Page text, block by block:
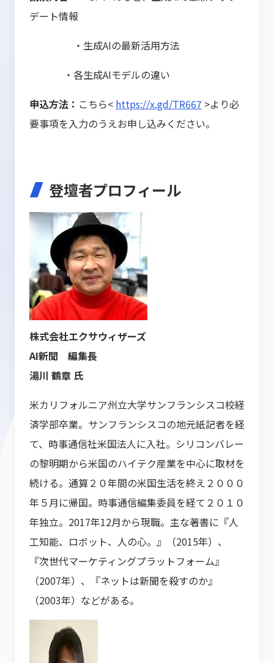
デート情報
・生成AIの最新活用方法
・各生成AIモデルの違い
申込方法： こちら< https://x.gd/TR667 >より必
要事項を入力のうえお申し込みください。
登壇者プロフィール
株式会社エクサウィザーズ
AI新聞 編集長
湯川 鶴章 氏
米カリフォルニア州立大学サンフランシスコ校経
済学部卒業。サンフランシスコの地元紙記者を経
て、時事通信社米国法人に入社。シリコンバレー
の黎明期から米国のハイテク産業を中心に取材を
続ける。通算２０年間の米国生活を終え２０００
年５月に帰国。時事通信編集委員を経て２０１０
年独立。2017年12月から現職。主な著書に『人
工知能、ロボット、人の心。』（2015年）、
『次世代マーケティングプラットフォーム』
（2007年）、『ネットは新聞を殺すのか』
（2003年）などがある。